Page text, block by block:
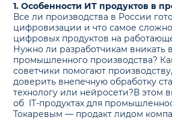
1. Особенности ИТ продуктов в
Все ли производства в России
цифровизации и что самое
цифровых продуктов на
Нужно ли разработчикам вникать
промышленного производства?
советчики помогают
доверить внепечную обработку
технологу или нейросети?В этом
об IT-продуктах для
Токаревым — продакт лидом